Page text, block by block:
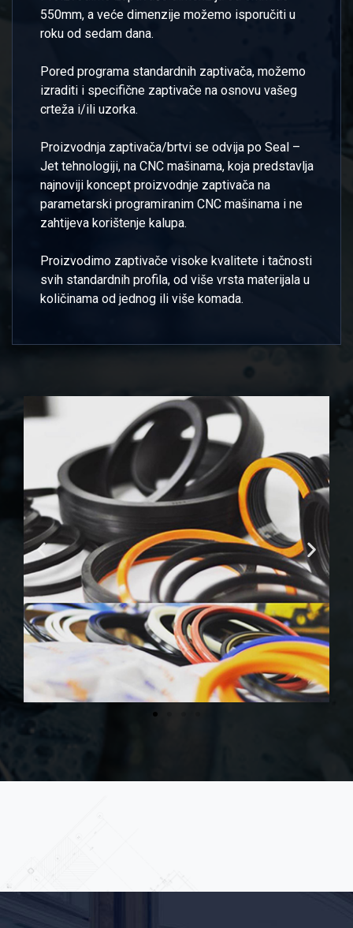
550mm, a veće dimenzije možemo isporučiti u
roku od sedam dana.
Pored programa standardnih zaptivača, možemo
izraditi i specifične zaptivače na osnovu vašeg
crteža i/ili uzorka.
Proizvodnja zaptivača/brtvi se odvija po Seal –
Jet tehnologiji, na CNC mašinama, koja predstavlja
najnoviji koncept proizvodnje zaptivača na
parametarski programiranim CNC mašinama i ne
zahtijeva korištenje kalupa.
Proizvodimo zaptivače visoke kvalitete i tačnosti
svih standardnih profila, od više vrsta materijala u
količinama od jednog ili više komada.